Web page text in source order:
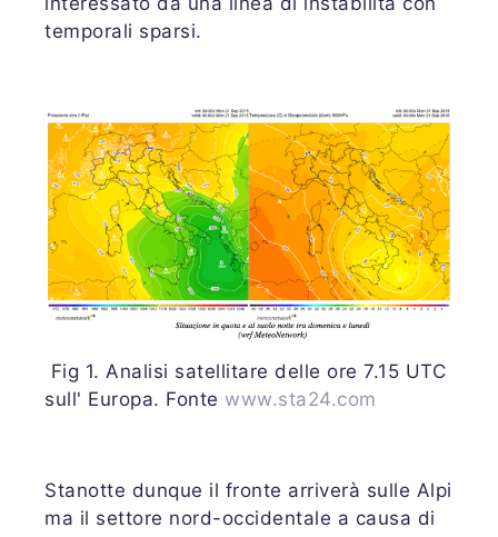
temporali sparsi.
Fig 1. Analisi satellitare delle ore 7.15 UTC
sull' Europa. Fonte www.sta24.com
Stanotte dunque il fronte arriverà sulle Alpi
ma il settore nord-occidentale a causa di